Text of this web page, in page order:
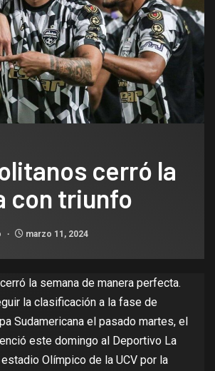
cerró la
con triunfo
marzo 11, 2024
la semana de manera perfecta.
la clasificación a la fase de
Sudamericana el pasado martes, el
este domingo al Deportivo La
Olímpico de la UCV por la